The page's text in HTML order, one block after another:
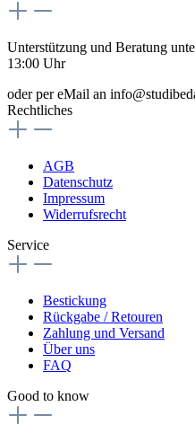
Unterstützung und Beratung
13:00 Uhr
oder per eMail an
Rechtliches
AGB
Datenschutz
Impressum
Widerrufsrecht
Service
Bestickung
Rückgabe / Retouren
Zahlung und Versand
Über uns
FAQ
Good to know